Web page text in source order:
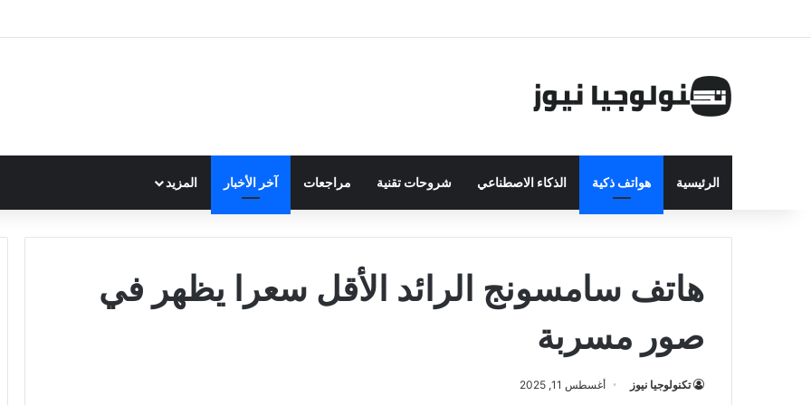
الرئيسية هواتف ذكية الذكاء الاصطناعي شروحات تقنية مراجعات آخر الأخبار المزيد
هاتف سامسونج الرائد الأقل سعرا يظهر في
صور مسربة
تكنولوجيا نيوز أغسطس 11, 2025